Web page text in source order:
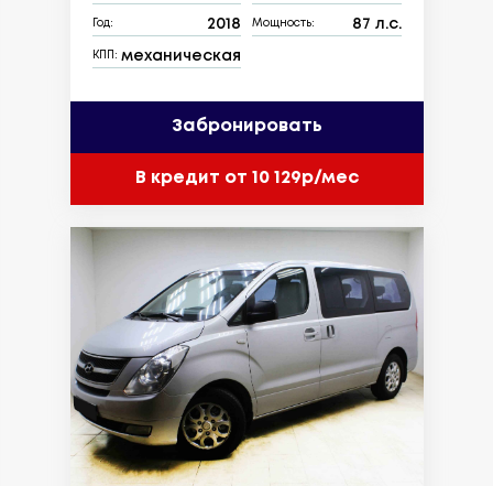
Год: 2018 Мощность: 87 л.с.
КПП: механическая
Забронировать
В кредит от 10 129р/мес